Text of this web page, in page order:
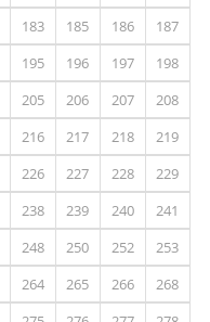
183 185 186
187
195 196 197
198
205 206 207
208
216 217 218
219
226 227 228
229
238 239 240
241
248 250 252
253
264 265 266
268